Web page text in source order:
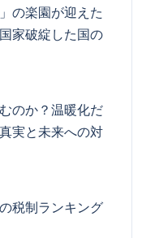
の楽園が迎えた
家破綻した国の
のか？温暖化だ
実と未来への対
税制ランキング